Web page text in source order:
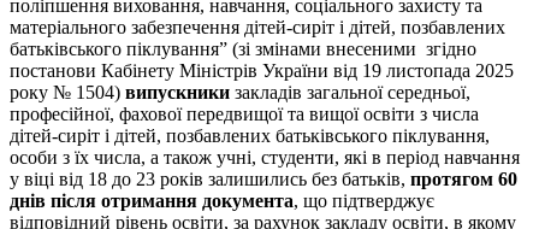
поліпшення виховання, навчання, соціального захисту та
матеріального забезпечення дітей-сиріт і дітей, позбавлених
батьківського піклування” (зі змінами внесеними згідно
постанови Кабінету Міністрів України від 19 листопада 2025
року № 1504) випускники закладів загальної середньої,
професійної, фахової передвищої та вищої освіти з числа
дітей-сиріт і дітей, позбавлених батьківського піклування,
особи з їх числа, а також учні, студенти, які в період навчання
у віці від 18 до 23 років залишились без батьків, протягом 60
днів після отримання документа, що підтверджує
відповідний рівень освіти, за рахунок закладу освіти, в якому